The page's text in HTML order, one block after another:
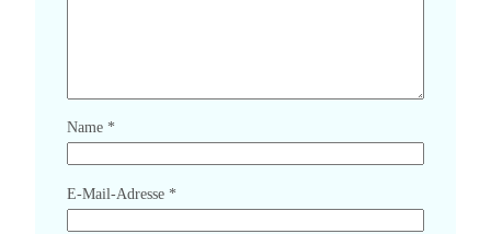
Name *
E-Mail-Adresse *